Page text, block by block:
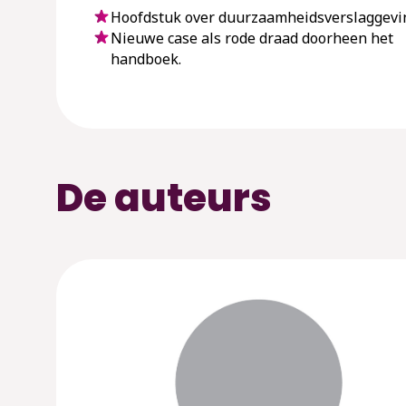
Hoofdstuk over
Nieuwe case als rode draad doorheen het
handboek.
De auteurs